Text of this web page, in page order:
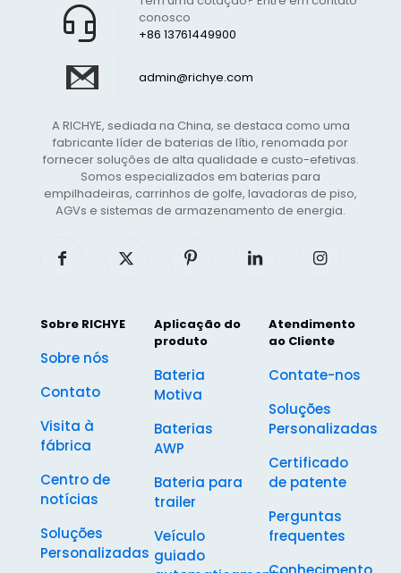
+86 13761449900
conosco
admin@richye.com
A RICHYE, sediada na China, se destaca como uma
fabricante líder de baterias de lítio, renomada por
fornecer soluções de alta qualidade e custo-efetivas.
Somos especializados em baterias para
empilhadeiras, carrinhos de golfe, lavadoras de piso,
AGVs e sistemas de armazenamento de energia.
Sobre RICHYE
Sobre nós
Contato
Visita à
fábrica
Centro de
notícias
Soluções
Personalizadas
Aplicação do
produto
Bateria
Motiva
Baterias
AWP
Bateria para
trailer
Veículo
guiado
Atendimento
ao Cliente
Contate-nos
Soluções
Personalizadas
Certificado
de patente
Perguntas
frequentes